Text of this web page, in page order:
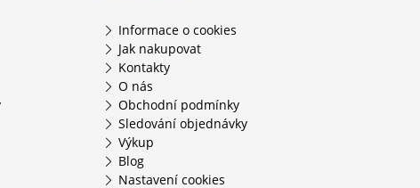
Informace o cookies
Jak nakupovat
Kontakty
O nás
Obchodní podmínky
Sledování objednávky
Výkup
Blog
Nastavení cookies